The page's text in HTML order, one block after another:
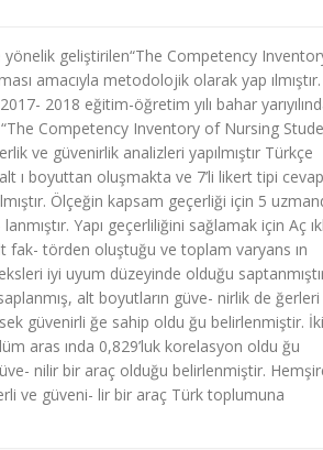
geliştirilen“The Competency
amacıyla metodolojik olarak yap ılmıştır.
2018 eğitim-öğretim yılı bahar
Competency Inventory of Nursing
ve güvenirlik analizleri yapılmıştır Türkçe
ı boyuttan oluşmakta ve 7’li likert tipi cevap
Ölçeğin kapsam geçerliği için 5
Yapı geçerliliğini sağlamak için Aç
fak- törden oluştuğu ve toplam varyans ın
iyi uyum düzeyinde olduğu
alt boyutların güve- nirlik de ğerleri
güvenirli ğe sahip oldu ğu belirlenmiştir. İki
aras ında 0,829’luk korelasyon oldu ğu
nilir bir araç olduğu belirlenmiştir.
ve güveni- lir bir araç Türk toplumuna